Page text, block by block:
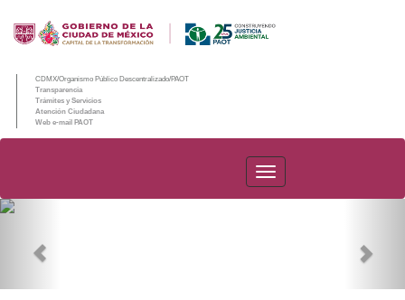
CDMX/Organismo Público Descentralizado/PAOT
Transparencia
Trámites y Servicios
Atención Ciudadana
Web e-mail PAOT
PAOT